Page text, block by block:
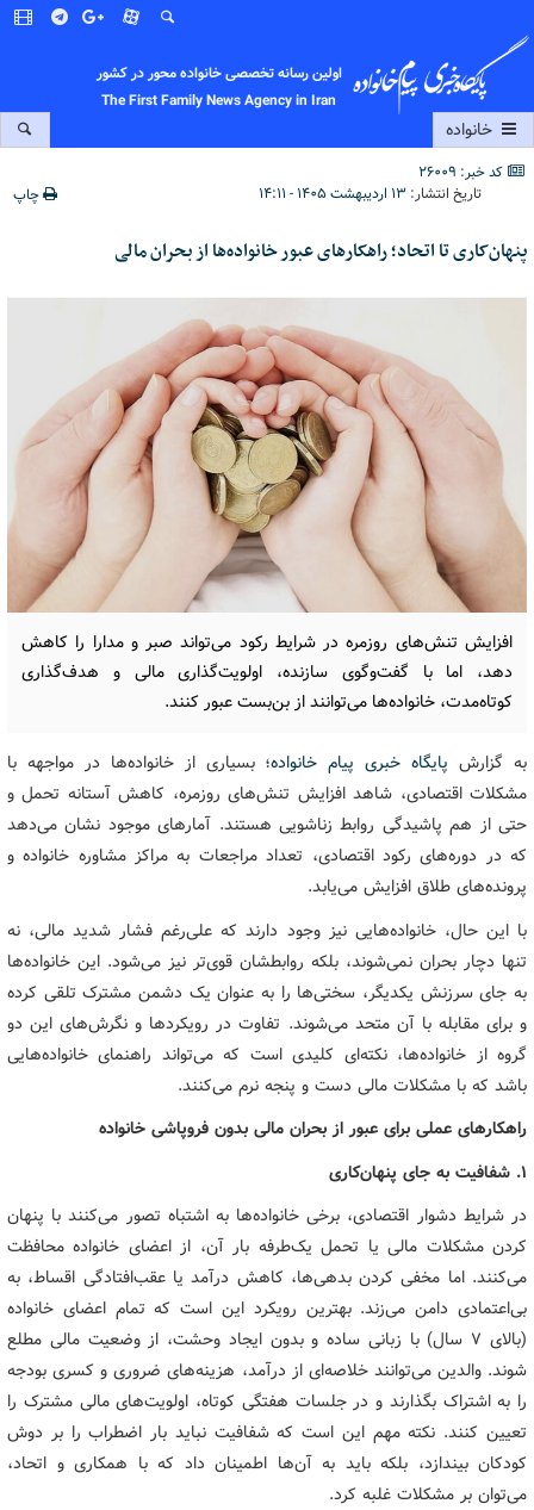
اولین رسانه تخصصی خانواده محور در کشور
The First Family News Agency in Iran
خانواده
کد خبر: 26009
تاریخ انتشار: ۱۳ اردیبهشت ۱۴۰۵ - ۱۴:۱۱ چاپ
پنهان‌کاری تا اتحاد؛ راهکارهای عبور خانواده‌ها از بحران مالی
افزایش تنش‌های روزمره در شرایط رکود می‌تواند صبر و مدارا را کاهش
دهد، اما با گفت‌وگوی سازنده، اولویت‌گذاری مالی و هدف‌گذاری
کوتاه‌مدت، خانواده‌ها می‌توانند از بن‌بست عبور کنند.
به گزارش پایگاه خبری پیام خانواده؛ بسیاری از خانواده‌ها در مواجهه با
مشکلات اقتصادی، شاهد افزایش تنش‌های روزمره، کاهش آستانه تحمل و
حتی از هم پاشیدگی روابط زناشویی هستند. آمارهای موجود نشان می‌دهد
که در دوره‌های رکود اقتصادی، تعداد مراجعات به مراکز مشاوره خانواده و
پرونده‌های طلاق افزایش می‌یابد.
با این حال، خانواده‌هایی نیز وجود دارند که علی‌رغم فشار شدید مالی، نه
تنها دچار بحران نمی‌شوند، بلکه روابطشان قوی‌تر نیز می‌شود. این خانواده‌ها
به جای سرزنش یکدیگر، سختی‌ها را به عنوان یک دشمن مشترک تلقی کرده
و برای مقابله با آن متحد می‌شوند. تفاوت در رویکردها و نگرش‌های این دو
گروه از خانواده‌ها، نکته‌ای کلیدی است که می‌تواند راهنمای خانواده‌هایی
باشد که با مشکلات مالی دست و پنجه نرم می‌کنند.
راهکارهای عملی برای عبور از بحران مالی بدون فروپاشی خانواده
1. شفافیت به جای پنهان‌کاری
در شرایط دشوار اقتصادی، برخی خانواده‌ها به اشتباه تصور می‌کنند با پنهان
کردن مشکلات مالی یا تحمل یک‌طرفه بار آن، از اعضای خانواده محافظت
می‌کنند. اما مخفی کردن بدهی‌ها، کاهش درآمد یا عقب‌افتادگی اقساط، به
بی‌اعتمادی دامن می‌زند. بهترین رویکرد این است که تمام اعضای خانواده
(بالای ۷ سال) با زبانی ساده و بدون ایجاد وحشت، از وضعیت مالی مطلع
شوند. والدین می‌توانند خلاصه‌ای از درآمد، هزینه‌های ضروری و کسری بودجه
را به اشتراک بگذارند و در جلسات هفتگی کوتاه، اولویت‌های مالی مشترک را
تعیین کنند. نکته مهم این است که شفافیت نباید بار اضطراب را بر دوش
کودکان بیندازد، بلکه باید به آن‌ها اطمینان داد که با همکاری و اتحاد،
می‌توان بر مشکلات غلبه کرد.